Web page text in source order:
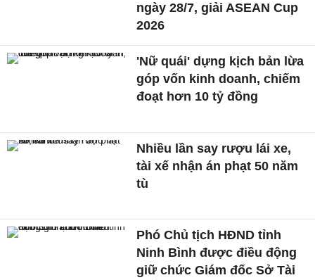
ngày 28/7, giải ASEAN Cup
2026
'Nữ quái' dựng kịch bản lừa
góp vốn kinh doanh, chiếm
đoạt hơn 10 tỷ đồng
Nhiều lần say rượu lái xe,
tài xế nhận án phạt 50 năm
tù
Phó Chủ tịch HĐND tỉnh
Ninh Bình được điều động
giữ chức Giám đốc Sở Tài